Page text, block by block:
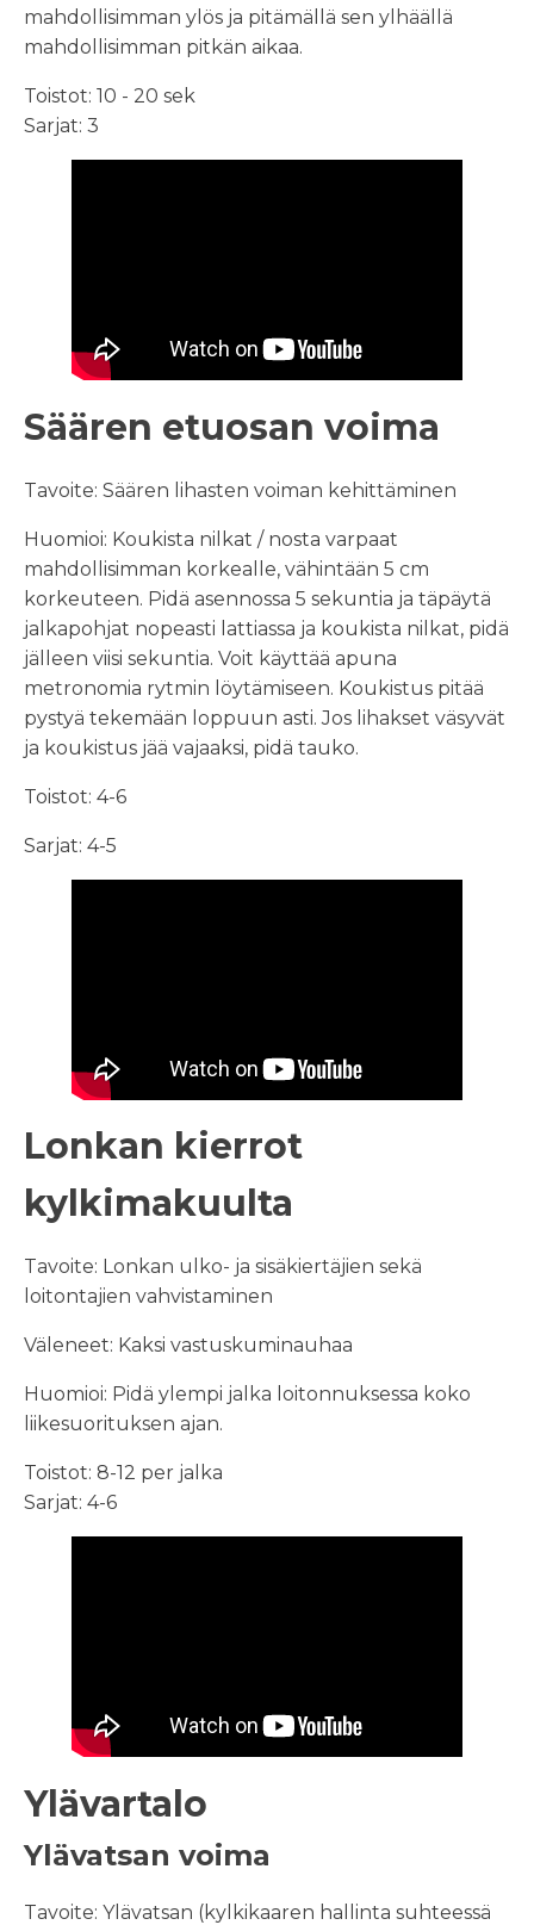
mahdollisimman ylös ja pitämällä sen ylhäällä
mahdollisimman pitkän aikaa.
Toistot: 10 - 20 sek
Sarjat: 3
Säären etuosan voima
Tavoite: Säären lihasten voiman kehittäminen
Huomioi: Koukista nilkat / nosta varpaat
mahdollisimman korkealle, vähintään 5 cm
korkeuteen. Pidä asennossa 5 sekuntia ja täpäytä
jalkapohjat nopeasti lattiassa ja koukista nilkat, pidä
jälleen viisi sekuntia. Voit käyttää apuna
metronomia rytmin löytämiseen. Koukistus pitää
pystyä tekemään loppuun asti. Jos lihakset väsyvät
ja koukistus jää vajaaksi, pidä tauko.
Toistot: 4-6
Sarjat: 4-5
Lonkan kierrot
kylkimakuulta
Tavoite: Lonkan ulko- ja sisäkiertäjien sekä
loitontajien vahvistaminen
Väleneet: Kaksi vastuskuminauhaa
Huomioi: Pidä ylempi jalka loitonnuksessa koko
liikesuorituksen ajan.
Toistot: 8-12 per jalka
Sarjat: 4-6
Ylävartalo
Ylävatsan voima
Tavoite: Ylävatsan (kylkikaaren hallinta suhteessä